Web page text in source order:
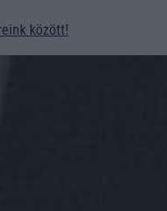
között!